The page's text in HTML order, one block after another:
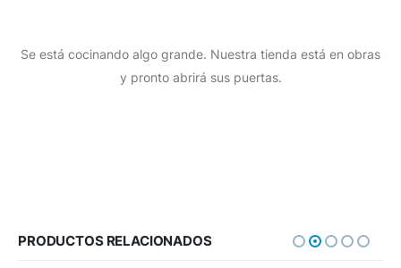
Se está cocinando algo grande. Nuestra tienda está en obras
y pronto abrirá sus puertas.
PRODUCTOS RELACIONADOS